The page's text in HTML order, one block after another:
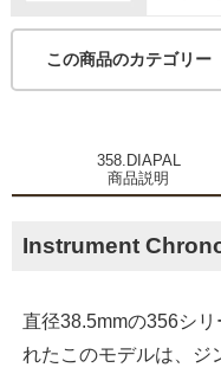
この商品のカテゴリー
358.DIAPAL
商品説明
Instrument
直径38.5mmの356シ
れたこのモデルは、ジ